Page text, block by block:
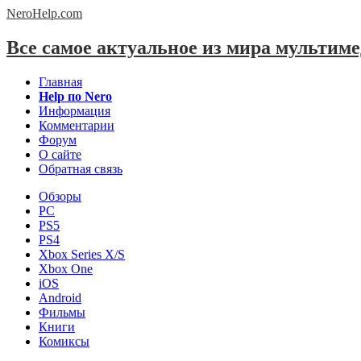
NeroHelp.com
Все самое актуальное из мира
Главная
Help по Nero
Информация
Комментарии
Форум
О сайте
Обратная связь
Обзоры
PC
PS5
PS4
Xbox Series X/S
Xbox One
iOS
Android
Фильмы
Книги
Комиксы